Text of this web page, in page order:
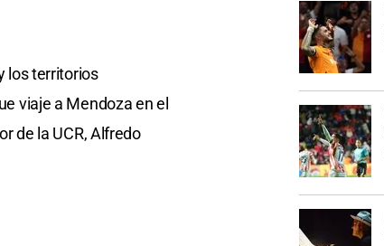
los territorios
viaje a Mendoza en el
de la UCR, Alfredo